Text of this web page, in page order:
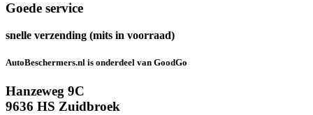
Goede service
snelle verzending (mits in voorraad)
AutoBeschermers.nl is onderdeel van GoodGo
Hanzeweg 9C
9636 HS Zuidbroek